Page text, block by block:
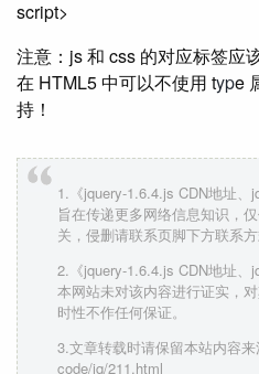
script>
注意：js 和 css 的对应标签应
在 HTML5 中可以不使用 type
持！
1.《jquery-1.6.4.js CDN地址、
旨在传递更多网络信息知识，
关，侵删请联系页脚下方联系方
2.《jquery-1.6.4.js CDN地址、
本网站未对该内容进行证实，
时性不作任何保证。
3.文章转载时请保留本站内容
code/jq/211.html